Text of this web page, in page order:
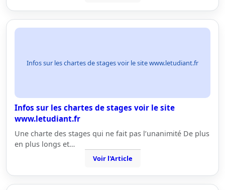
Infos sur les chartes de stages voir le site www.letudiant.fr
Infos sur les chartes de stages voir le site
www.letudiant.fr
Une charte des stages qui ne fait pas l’unanimité De plus
en plus longs et…
Voir l'Article